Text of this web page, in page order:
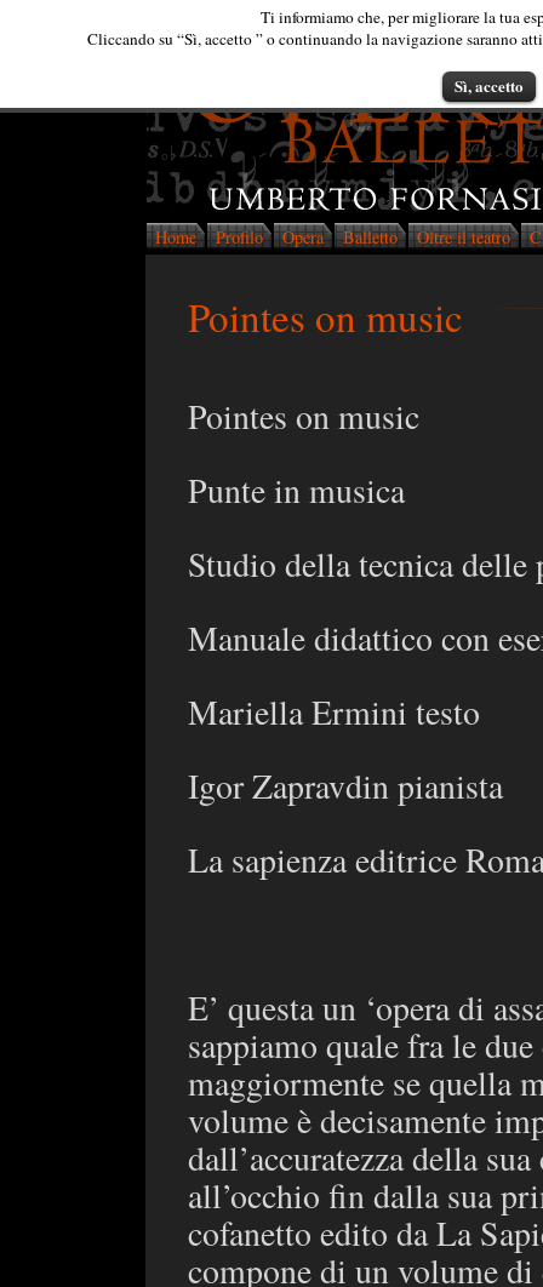
Ti informiamo che, per migliorare la tua
Cliccando su “Sì, accetto ” o continuando la navigazione saranno
Sì, accetto
Home Profilo Opera Balletto Oltre il teatro
Pointes on music
Pointes on music
Punte in musica
Studio della tecnica delle
Manuale didattico con
Mariella Ermini testo
Igor Zapravdin pianista
La sapienza editrice
E’ questa un ‘opera di
sappiamo quale fra le
maggiormente se quella
volume è decisamente
dall’accuratezza della
all’occhio fin dalla sua
cofanetto edito da La
compone di un volume